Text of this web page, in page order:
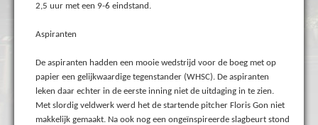
2,5 uur met een 9-6 eindstand.
Aspiranten
De aspiranten hadden een mooie wedstrijd voor de boeg met op
papier een gelijkwaardige tegenstander (WHSC). De aspiranten
leken daar echter in de eerste inning niet de uitdaging in te zien.
Met slordig veldwerk werd het de startende pitcher Floris Gon niet
makkelijk gemaakt. Na ook nog een ongeïnspireerde slagbeurt stond